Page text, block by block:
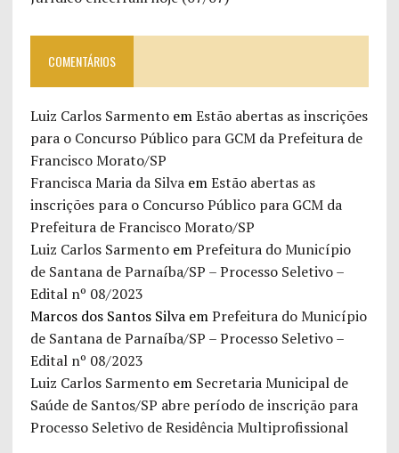
COMENTÁRIOS
Luiz Carlos SarmentoemEstão abertas as inscrições
para o Concurso Público para GCM da Prefeitura de
Francisco Morato/SP
Francisca Maria da SilvaemEstão abertas as
inscrições para o Concurso Público para GCM da
Prefeitura de Francisco Morato/SP
Luiz Carlos SarmentoemPrefeitura do Município
de Santana de Parnaíba/SP – Processo Seletivo –
Edital nº 08/2023
Marcos dos Santos SilvaemPrefeitura do Município
de Santana de Parnaíba/SP – Processo Seletivo –
Edital nº 08/2023
Luiz Carlos Sarmentoem Secretaria Municipal de
Saúde de Santos/SP abre período de inscrição para
Processo Seletivo de Residência Multiprofissional